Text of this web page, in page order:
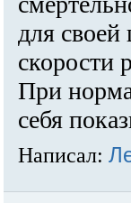
для
скорости
При
себя
Написал: